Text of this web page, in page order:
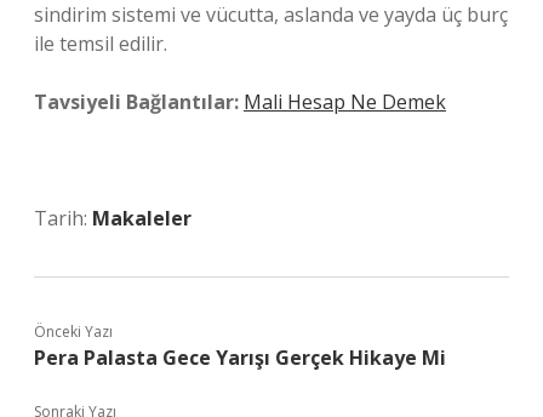
sindirim sistemi ve vücutta, aslanda ve yayda üç burç
ile temsil edilir.
Tavsiyeli Bağlantılar: Mali Hesap Ne Demek
Tarih: Makaleler
Önceki Yazı
Pera Palasta Gece Yarışı Gerçek Hikaye Mi
Sonraki Yazı